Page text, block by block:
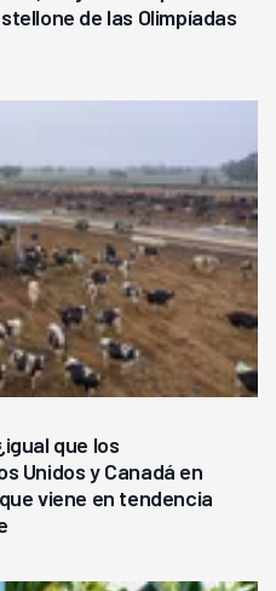
de las Olimpíadas
que los
Unidos y Canadá en
viene en tendencia